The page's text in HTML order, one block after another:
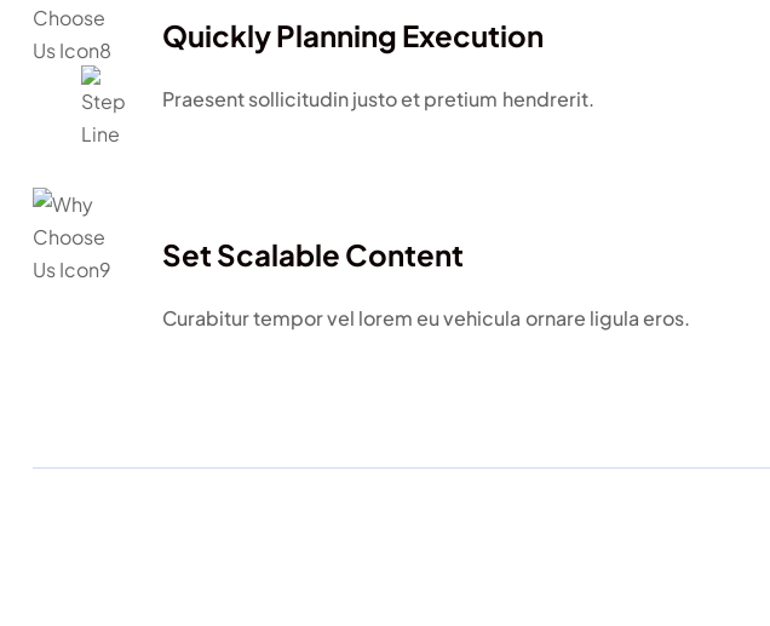
Quickly Planning Execution
Praesent sollicitudin justo et pretium hendrerit.
Set Scalable Content
Curabitur tempor vel lorem eu vehicula ornare ligula eros.